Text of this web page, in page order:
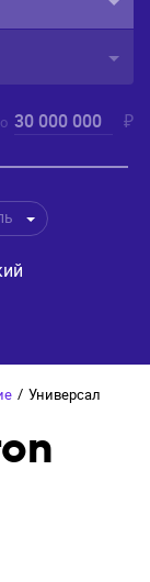
30 000 000 ₽
/ Универсал